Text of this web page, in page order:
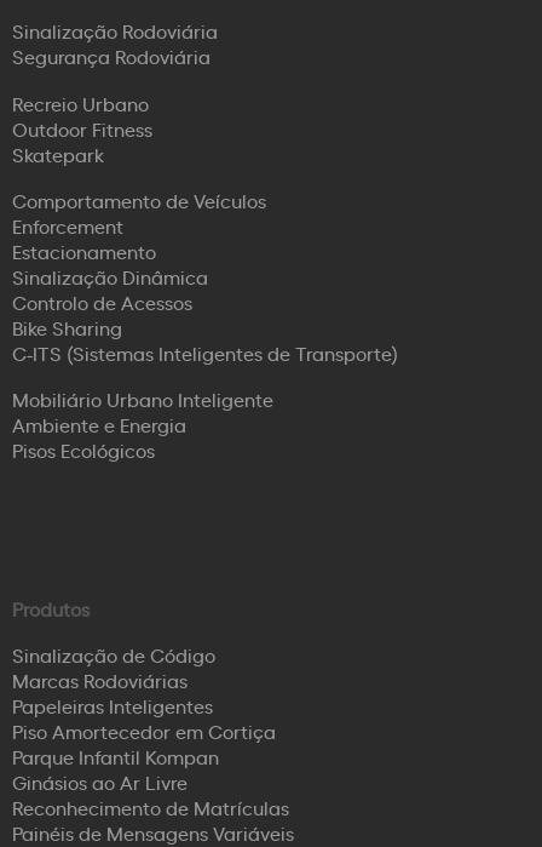
Sinalização Rodoviária
Segurança Rodoviária
Recreio Urbano
Outdoor Fitness
Skatepark
Comportamento de Veículos
Enforcement
Estacionamento
Sinalização Dinâmica
Controlo de Acessos
Bike Sharing
C-ITS (Sistemas Inteligentes de Transporte)
Mobiliário Urbano Inteligente
Ambiente e Energia
Pisos Ecológicos
Produtos
Sinalização de Código
Marcas Rodoviárias
Papeleiras Inteligentes
Piso Amortecedor em Cortiça
Parque Infantil Kompan
Ginásios ao Ar Livre
Reconhecimento de Matrículas
Painéis de Mensagens Variáveis